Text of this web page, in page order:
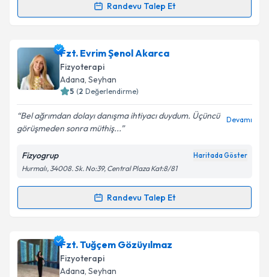
Randevu Talep Et
Randevu Takvimi Talebi
Fzt. Büşra Köylü için randevu takvimi talebi oluşturun.
Size bu uzmandan randevu almanız için bir takvim
hazırlandığında e-posta ile bilgilendireceğiz.
Kişisel verilerimin işlenmesine ilişkin
Aydınlatma
Metni'ni okudum ve kişisel verilerimin belirtilen
kapsamda işlenmesini kabul ediyorum.
Fzt. Evrim Şenol Akarca
Fizyoterapi
Adana, Seyhan
5 (2 Değerlendirme)
Bel ağrımdan dolayı danışma ihtiyacı duydum. Üçüncü
görüşmeden sonra müthiş...
Devamı
Fizyogrup Haritada Göster
Hurmalı, 34008. Sk. No:39, Central Plaza Kat:8/81
Randevu Talep Et
Randevu Takvimi Talebi
Fzt. Evrim Şenol Akarcaiçin randevu takvimi talebi
oluşturun. Size bu uzmandan randevu almanız için bir
takvim hazırlandığında e-posta ile bilgilendireceğiz.
Fzt. Tuğçem Gözüyılmaz
Fizyoterapi
Adana, Seyhan